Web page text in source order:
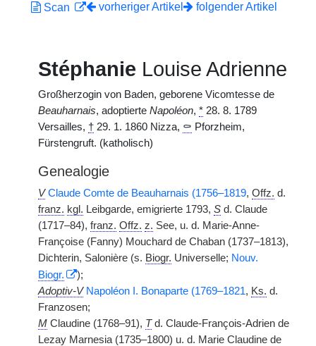
Scan
vorheriger Artikel folgender Artikel
Stéphanie Louise Adrienne
Großherzogin von Baden, geborene Vicomtesse de
Beauharnais, adoptierte Napoléon, * 28. 8. 1789
Versailles, † 29. 1. 1860 Nizza, ⚰ Pforzheim,
Fürstengruft. (katholisch)
Genealogie
V Claude Comte de Beauharnais (1756–1819, Offz. d.
franz. kgl. Leibgarde, emigrierte 1793, S d. Claude
(1717–84), franz. Offz. z. See, u. d. Marie-Anne-
Françoise (Fanny) Mouchard de Chaban (1737–1813),
Dichterin, Salonière (s. Biogr. Universelle; Nouv.
Biogr.
);
Adoptiv-V Napoléon I. Bonaparte (1769–1821, Ks. d.
Franzosen;
M Claudine (1768–91), Td. Claude-François-Adrien de
Lezay Marnesia (1735–1800) u. d. Marie Claudine de